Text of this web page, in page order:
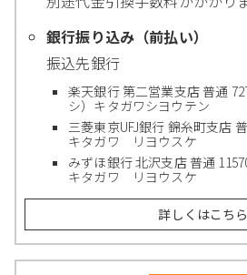
銀行振り込み（前払い）
振込先銀行
楽天銀行 第二営業支店 普通
シ）キタガワシヨウテン
三菱東京UFJ銀行 錦糸町支店
キタガワ リヨウスケ
みずほ銀行 北沢支店 普通
キタガワ リヨウスケ
詳しくはこちら